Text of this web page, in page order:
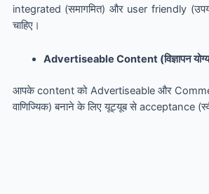
integrated (समागमित) और user friendly
चाहिए।
Advertiseable Content (विज्ञापन योग्य
आपके content को Advertiseable और
वाणिज्यिक) बनाने के लिए यूट्यूब से acceptance